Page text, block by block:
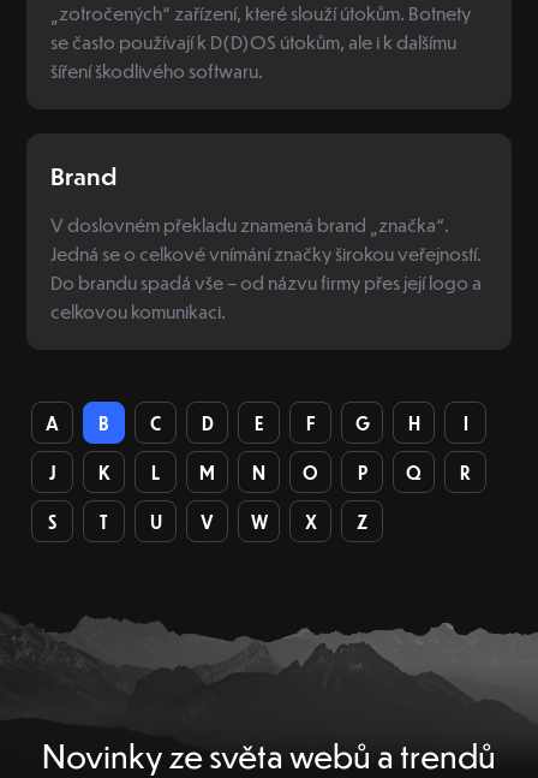
„zotročených“ zařízení, které slouží útokům. Botnety
se často používají k D(D)OS útokům, ale i k dalšímu
šíření škodlivého softwaru.
Brand
V doslovném překladu znamená brand „značka“.
Jedná se o celkové vnímání značky širokou veřejností.
Do brandu spadá vše – od názvu firmy přes její logo a
celkovou komunikaci.
A B C D E F G H I
J K L M N O P Q R
S T U V W X Z
Novinky ze světa webů a trendů